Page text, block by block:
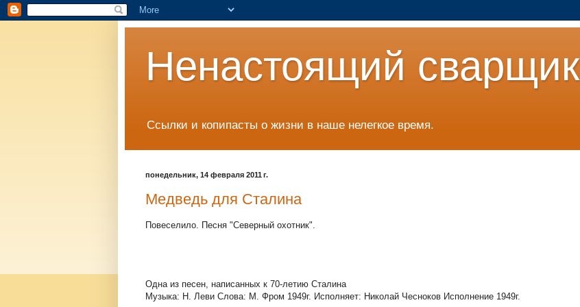
Ненастоящий сварщик
Ссылки и копипасты о жизни в наше нелегкое время.
понедельник, 14 февраля 2011 г.
Медведь для Сталина
Повеселило. Песня "Северный охотник".
Одна из песен, написанных к 70-летию Сталина
Музыка: Н. Леви Слова: М. Фром 1949г. Исполняет: Николай Чесноков Исполнение 1949г.